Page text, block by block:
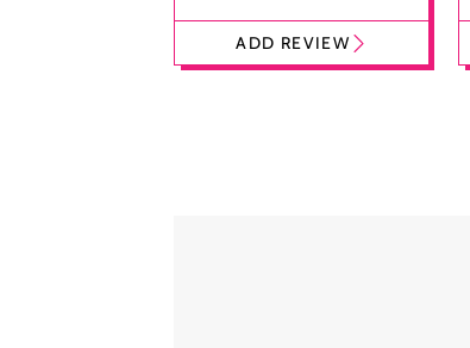
Foundation dan
Concealer 2-in-1
ADD REVIEW